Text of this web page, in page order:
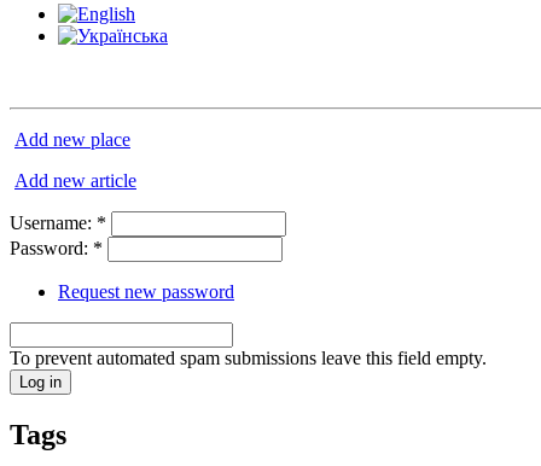
Add new place
Add new article
Username: *
Password: *
Request new password
To prevent automated spam submissions leave this field empty.
Tags